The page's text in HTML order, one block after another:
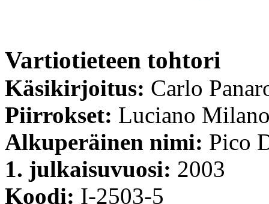
Vartiotieteen tohtori
Käsikirjoitus: Carlo
Piirrokset: Luciano
Alkuperäinen nimi: Pico
1. julkaisuvuosi: 2003
Koodi: I-2503-5